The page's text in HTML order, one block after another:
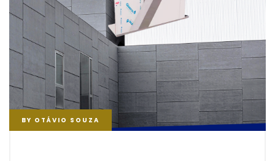
BY OTÁVIO SOUZA